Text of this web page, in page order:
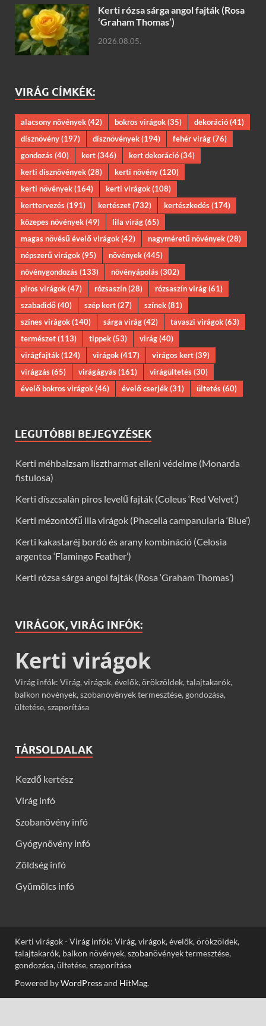
Kerti rózsa sárga angol fajták (Rosa
‘Graham Thomas’)
2026.08.05.
VIRÁG CÍMKÉK:
alacsony növények(42) bokros virágok(35) dekoráció(41)
dísznövény(197) dísznövények(194) fehér virág(76)
gondozás(40) kert(346) kert dekoráció(34)
kerti dísznövények(28) kerti növény(120)
kerti növények(164) kerti virágok(108)
kerttervezés(191) kertészet(732) kertészkedés(174)
közepes növények(49) lila virág(65)
magas növésű évelő virágok(42) nagyméretű növények(28)
népszerű virágok(95) növények(445)
növénygondozás(133) növényápolás(302)
piros virágok(47) rózsaszín(28) rózsaszín virág(61)
szabadidő(40) szép kert(27) színek(81)
színes virágok(140) sárga virág(42) tavaszi virágok(63)
természet(113) tippek(53) virág(40)
virágfajták(124) virágok(417) virágos kert(39)
virágzás(65) virágágyás(161) virágültetés(30)
évelő bokros virágok(46) évelő cserjék(31) ültetés(60)
LEGUTÓBBI BEJEGYZÉSEK
Kerti méhbalzsam lisztharmat elleni védelme (Monarda
fistulosa)
Kerti díszcsalán piros levelű fajták (Coleus ‘Red Velvet’)
Kerti mézontófű lila virágok (Phacelia campanularia ‘Blue’)
Kerti kakastaréj bordó és arany kombináció (Celosia
argentea ‘Flamingo Feather’)
Kerti rózsa sárga angol fajták (Rosa ‘Graham Thomas’)
VIRÁGOK, VIRÁG INFÓK:
Kerti virágok
Virág infók: Virág, virágok, évelők, örökzöldek, talajtakarók,
balkon növények, szobanövények termesztése, gondozása,
ültetése, szaporítása
TÁRSOLDALAK
Kezdő kertész
Virág infó
Szobanövény infó
Gyógynövény infó
Zöldség infó
Gyümölcs infó
Kerti virágok - Virág infók: Virág, virágok, évelők, örökzöldek,
talajtakarók, balkon növények, szobanövények termesztése,
gondozása, ültetése, szaporítása
Powered byWordPressand HitMag.